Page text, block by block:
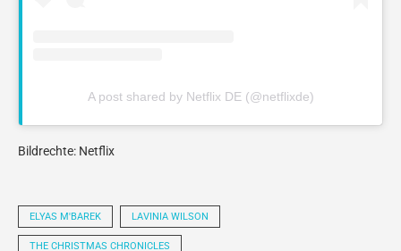
A post shared by Netflix DE (@netflixde)
Bildrechte: Netflix
ELYAS M'BAREK LAVINIA WILSON
THE CHRISTMAS CHRONICLES